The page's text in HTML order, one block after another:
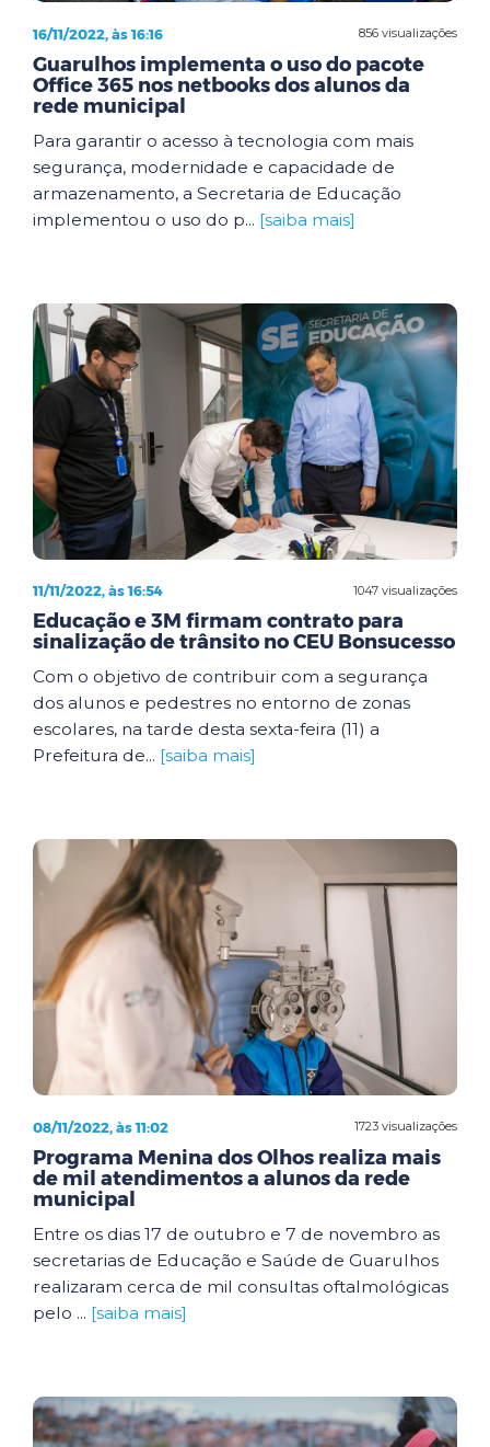
856 visualizações
16/11/2022, às 16:16
Guarulhos implementa o uso do pacote
Office 365 nos netbooks dos alunos da
rede municipal
Para garantir o acesso à tecnologia com mais
segurança, modernidade e capacidade de
armazenamento, a Secretaria de Educação
implementou o uso do p... [saiba mais]
1047 visualizações
11/11/2022, às 16:54
Educação e 3M firmam contrato para
sinalização de trânsito no CEU Bonsucesso
Com o objetivo de contribuir com a segurança
dos alunos e pedestres no entorno de zonas
escolares, na tarde desta sexta-feira (11) a
Prefeitura de... [saiba mais]
1723 visualizações
08/11/2022, às 11:02
Programa Menina dos Olhos realiza mais
de mil atendimentos a alunos da rede
municipal
Entre os dias 17 de outubro e 7 de novembro as
secretarias de Educação e Saúde de Guarulhos
realizaram cerca de mil consultas oftalmológicas
pelo ... [saiba mais]